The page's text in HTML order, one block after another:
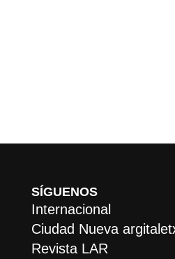
SÍGUENOS
Internacional
Ciudad Nueva
Revista LAR